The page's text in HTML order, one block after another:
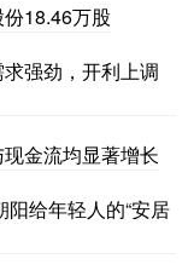
18.46万股
强劲，开利上调
金流均显著增长
给年轻人的“安居